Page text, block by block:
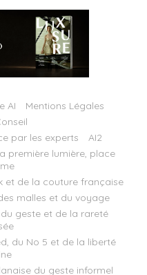
AI
Mentions Légales
par les experts
AI2
première lumière, place
et de la couture française
malles et du voyage
geste et de la rareté
du No 5 et de la liberté
du geste informel